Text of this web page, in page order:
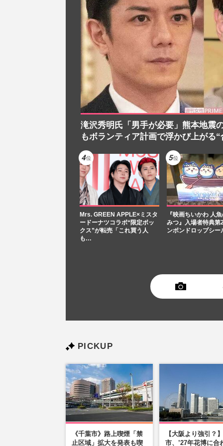
滝沢秀明氏「男手が必要」熊本地震
もボランティア計画で浮かび上がる
Mrs. GREEN APPLE×ミスタ
ードーナツコラボ“限定ボッ
クス”が転売「これ買う人
も…
『映画ちいかわ 人
みつ』入場者特典第
ンボンドロップシ
PICKUP
《千葉市》路上喫煙「禁
止区域」拡大を発表も喫
【大阪より強引？
市、’27年花博に合